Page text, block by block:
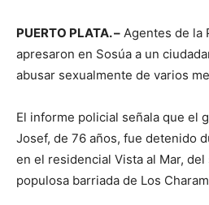
PUERTO PLATA. – Agentes de la
apresaron en Sosúa a un
abusar sexualmente de varios
El informe policial señala que el
Josef, de 76 años, fue detenido
en el residencial Vista al Mar,
populosa barriada de Los